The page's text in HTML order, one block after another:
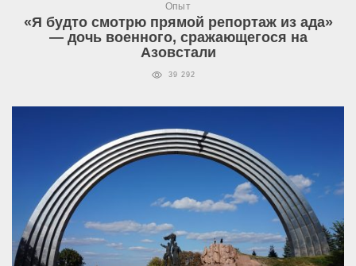
Опыт
«Я будто смотрю прямой репортаж из ада»
— дочь военного, сражающегося на
Азовстали
39 292